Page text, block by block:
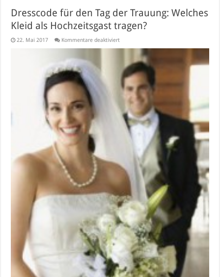
Dresscode für den Tag der Trauung: Welches
Kleid als Hochzeitsgast tragen?
22. Mai 2017 Kommentare deaktiviertfür
Tag
der
Trauung:
Welches
Kleid
Hochzeitsgast
tragen?